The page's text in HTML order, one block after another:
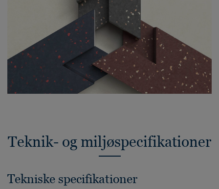
Teknik- og miljøspecifikationer
Tekniske specifikationer